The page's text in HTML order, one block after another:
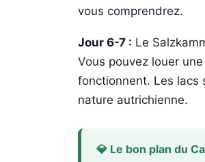
vous comprendrez.
Jour 6-7 : Le
Vous pouvez louer
fonctionnent. Les lacs
nature autrichienne.
💎 Le bon plan du